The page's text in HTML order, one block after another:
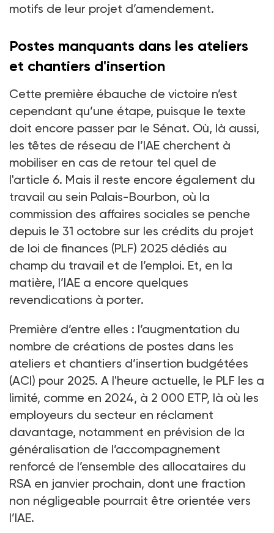
motifs de leur projet d’amendement.
Postes manquants dans les ateliers
et chantiers d'insertion
Cette première ébauche de victoire n’est
cependant qu’une étape, puisque le texte
doit encore passer par le Sénat. Où, là aussi,
les têtes de réseau de l’IAE cherchent à
mobiliser en cas de retour tel quel de
l'article 6. Mais il reste encore également du
travail au sein Palais-Bourbon, où la
commission des affaires sociales se penche
depuis le 31 octobre sur les crédits du projet
de loi de finances (PLF) 2025 dédiés au
champ du travail et de l’emploi. Et, en la
matière, l’IAE a encore quelques
revendications à porter.
Première d’entre elles : l’augmentation du
nombre de créations de postes dans les
ateliers et chantiers d’insertion budgétées
(ACI) pour 2025. A l'heure actuelle, le PLF les a
limité, comme en 2024, à 2 000 ETP, là où les
employeurs du secteur en réclament
davantage, notamment en prévision de la
généralisation de l’accompagnement
renforcé de l’ensemble des allocataires du
RSA en janvier prochain, dont une fraction
non négligeable pourrait être orientée vers
l’IAE.